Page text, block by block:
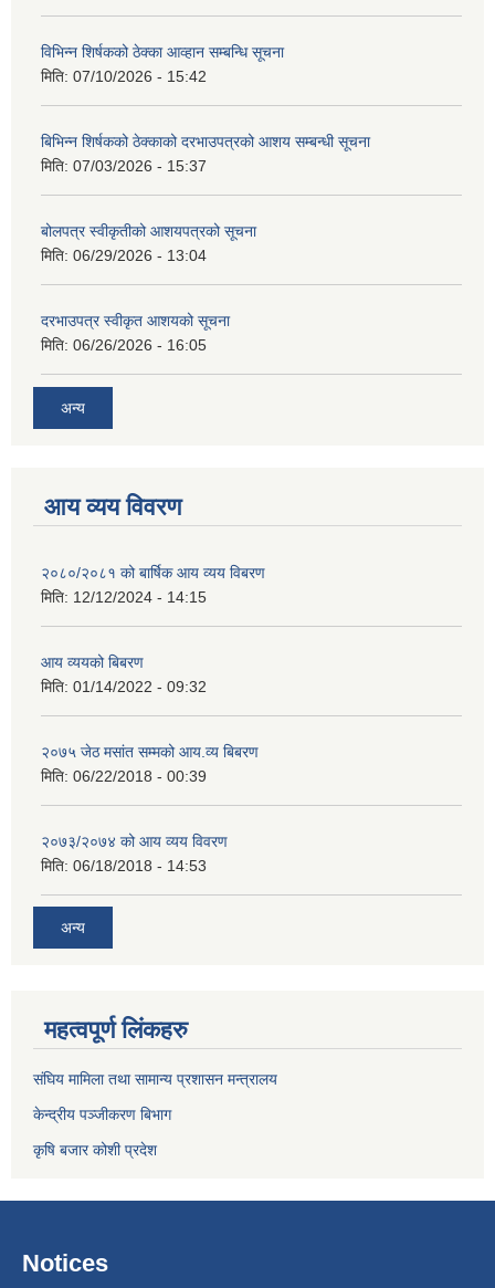
विभिन्न शिर्षकको ठेक्का आव्हान सम्बन्धि सूचना
मिति: 07/10/2026 - 15:42
बिभिन्‍न शिर्षकको ठेक्काको दरभाउपत्रको आशय सम्बन्धी सूचना
मिति: 07/03/2026 - 15:37
बोलपत्र स्वीकृतीको आशयपत्रको सूचना
मिति: 06/29/2026 - 13:04
दरभाउपत्र स्वीकृत आशयको सूचना
मिति: 06/26/2026 - 16:05
अन्य
आय व्यय विवरण
२०८०/२०८१ को बार्षिक आय व्यय विबरण
मिति: 12/12/2024 - 14:15
आय व्ययको बिबरण
मिति: 01/14/2022 - 09:32
२०७५ जेठ मसांत सम्मको आय.व्य बिबरण
मिति: 06/22/2018 - 00:39
२०७३/२०७४ को आय व्यय विवरण
मिति: 06/18/2018 - 14:53
अन्य
महत्वपूर्ण लिंकहरु
संघिय मामिला तथा सामान्य प्रशासन मन्त्रालय
केन्द्रीय पञ्जीकरण बिभाग
कृषि बजार कोशी प्रदेश
Notices